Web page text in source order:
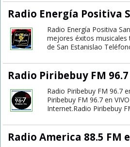
Radio Energía Positiva
Radio Energía Positiva
mejores éxitos musicales
de San Estanislao
Radio Piribebuy FM 96.7
Radio Piribebuy FM 96.7
Piribebuy FM 96.7 en
Internet.Radio Piribebuy
Radio America 88.5 FM